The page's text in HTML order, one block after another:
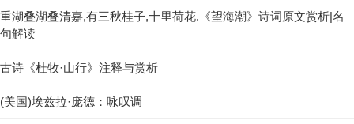
重湖叠湖叠清嘉,有三秋桂子,十里荷花.《望海潮》诗词原文赏析|名
句解读
古诗《杜牧·山行》注释与赏析
(美国)埃兹拉·庞德：咏叹调